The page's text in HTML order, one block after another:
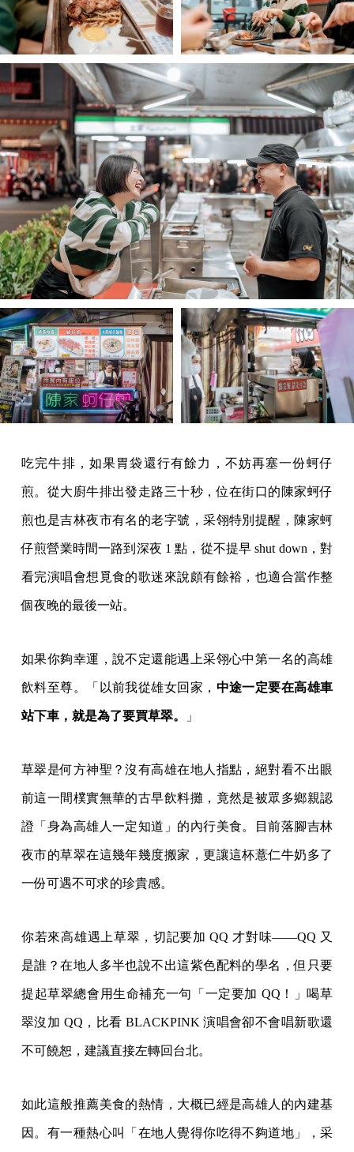
吃完牛排，如果胃袋還行有餘力，不妨再塞一份蚵仔
煎。從大廚牛排出發走路三十秒，位在街口的陳家蚵仔
煎也是吉林夜市有名的老字號，采翎特別提醒，陳家蚵
仔煎營業時間一路到深夜 1 點，從不提早 shut down，對
看完演唱會想覓食的歌迷來說頗有餘裕，也適合當作整
個夜晚的最後一站。
如果你夠幸運，說不定還能遇上采翎心中第一名的高雄
飲料至尊。「以前我從雄女回家， 中途一定要在高雄車
站下車，就是為了要買草翠。 」
草翠是何方神聖？沒有高雄在地人指點，絕對看不出眼
前這一間樸實無華的古早飲料攤，竟然是被眾多鄉親認
證「身為高雄人一定知道」的內行美食。目前落腳吉林
夜市的草翠在這幾年幾度搬家，更讓這杯薏仁牛奶多了
一份可遇不可求的珍貴感。
你若來高雄遇上草翠，切記要加 QQ 才對味——QQ 又
是誰？在地人多半也說不出這紫色配料的學名，但只要
提起草翠總會用生命補充一句「一定要加 QQ！」喝草
翠沒加 QQ，比看 BLACKPINK 演唱會卻不會唱新歌還
不可饒恕，建議直接左轉回台北。
如此這般推薦美食的熱情，大概已經是高雄人的內建基
因。有一種熱心叫「在地人覺得你吃得不夠道地」，采